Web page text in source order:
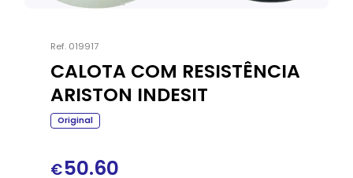
Ref. 019917
CALOTA COM RESISTÊNCIA
ARISTON INDESIT
Original
€50.60